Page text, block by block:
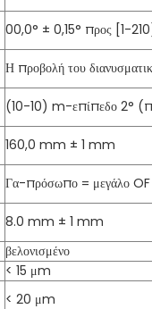
00,0° ± 0,15° προς [1-
Η προβολή του
(10-10) m-επίπεδο 2°
160,0 mm ± 1 mm
Γα-πρόσωπο = μεγάλο OF
8.0 mm ± 1 mm
βελονισμένο
< 15 μm
< 20 μm